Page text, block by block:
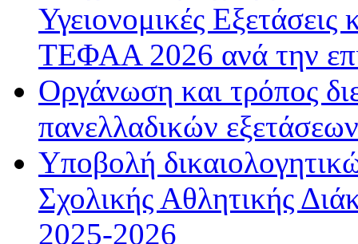
Υγειονομικές Εξετάσεις
ΤΕΦΑΑ 2026 ανά την
Οργάνωση και τρόπος
πανελλαδικών
Υποβολή
Σχολικής Αθλητικής
2025-2026